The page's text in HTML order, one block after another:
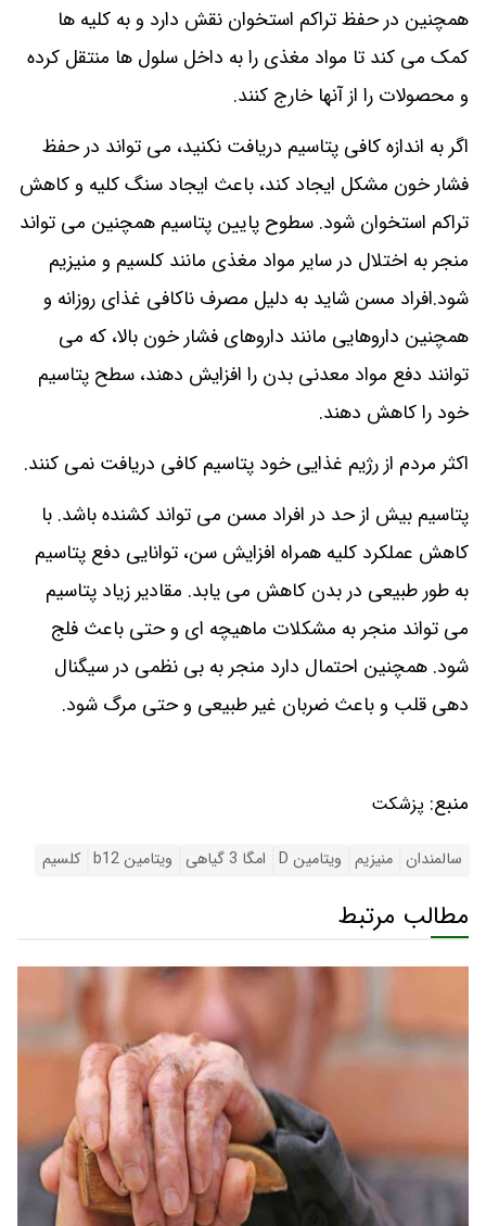
همچنین در حفظ تراکم استخوان نقش دارد و به کلیه ها
کمک می کند تا مواد مغذی را به داخل سلول ها منتقل کرده
و محصولات را از آنها خارج کنند.
اگر به اندازه کافی پتاسیم دریافت نکنید، می تواند در حفظ
فشار خون مشکل ایجاد کند، باعث ایجاد سنگ کلیه و کاهش
تراکم استخوان شود. سطوح پایین پتاسیم همچنین می تواند
منجر به اختلال در سایر مواد مغذی مانند کلسیم و منیزیم
شود.افراد مسن شاید به دلیل مصرف ناکافی غذای روزانه و
همچنین داروهایی مانند داروهای فشار خون بالا، که می
توانند دفع مواد معدنی بدن را افزایش دهند، سطح پتاسیم
خود را کاهش دهند.
اکثر مردم از رژیم غذایی خود پتاسیم کافی دریافت نمی کنند.
پتاسیم بیش از حد در افراد مسن می تواند کشنده باشد. با
کاهش عملکرد کلیه همراه افزایش سن، توانایی دفع پتاسیم
به طور طبیعی در بدن کاهش می یابد. مقادیر زیاد پتاسیم
می تواند منجر به مشکلات ماهیچه ای و حتی باعث فلج
شود. همچنین احتمال دارد منجر به بی نظمی در سیگنال
دهی قلب و باعث ضربان غیر طبیعی و حتی مرگ شود.
منبع: پزشکت
سالمندان منیزیم ویتامین D امگا 3 گیاهی ویتامین b12 کلسیم
مطالب مرتبط